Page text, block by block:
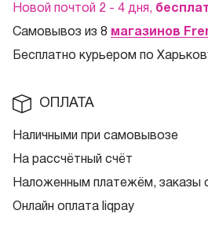
Новой почтой 2 - 4 дня,
Самовывоз из 8 магазинов
Бесплатно курьером по
ОПЛАТА
Наличными при самовывозе
На рассчётный счёт
Наложенным платежём, заказы
Онлайн оплата liqpay